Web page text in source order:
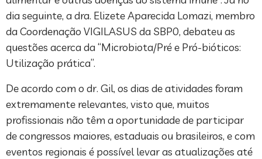
dia seguinte, a dra. Elizete Aparecida Lomazi, membro
da Coordenação VIGILASUS da SBP0, debateu as
questões acerca da “Microbiota/Pré e Pró-bióticos:
Utilização prática”.
De acordo com o dr. Gil, os dias de atividades foram
extremamente relevantes, visto que, muitos
profissionais não têm a oportunidade de participar
de congressos maiores, estaduais ou brasileiros, e com
eventos regionais é possível levar as atualizações até